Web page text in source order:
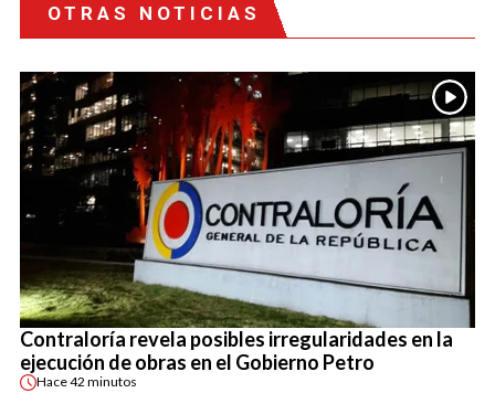
OTRAS NOTICIAS
Contraloría revela posibles irregularidades en la
ejecución de obras en el Gobierno Petro
Hace42 minutos